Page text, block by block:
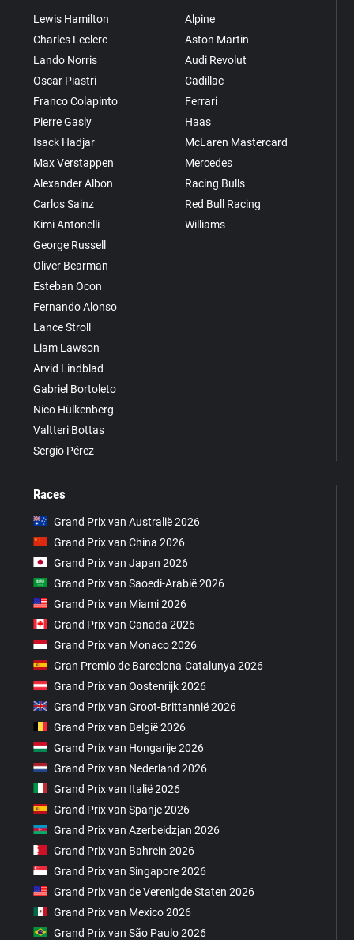
Lewis Hamilton
Charles Leclerc
Lando Norris
Oscar Piastri
Franco Colapinto
Pierre Gasly
Isack Hadjar
Max Verstappen
Alexander Albon
Carlos Sainz
Kimi Antonelli
George Russell
Oliver Bearman
Esteban Ocon
Fernando Alonso
Lance Stroll
Liam Lawson
Arvid Lindblad
Gabriel Bortoleto
Nico Hülkenberg
Valtteri Bottas
Sergio Pérez
Alpine
Aston Martin
Audi Revolut
Cadillac
Ferrari
Haas
McLaren Mastercard
Mercedes
Racing Bulls
Red Bull Racing
Williams
Races
Grand Prix van Australië 2026
Grand Prix van China 2026
Grand Prix van Japan 2026
Grand Prix van Saoedi-Arabië 2026
Grand Prix van Miami 2026
Grand Prix van Canada 2026
Grand Prix van Monaco 2026
Gran Premio de Barcelona-Catalunya 2026
Grand Prix van Oostenrijk 2026
Grand Prix van Groot-Brittannië 2026
Grand Prix van België 2026
Grand Prix van Hongarije 2026
Grand Prix van Nederland 2026
Grand Prix van Italië 2026
Grand Prix van Spanje 2026
Grand Prix van Azerbeidzjan 2026
Grand Prix van Bahrein 2026
Grand Prix van Singapore 2026
Grand Prix van de Verenigde Staten 2026
Grand Prix van Mexico 2026
Grand Prix van São Paulo 2026